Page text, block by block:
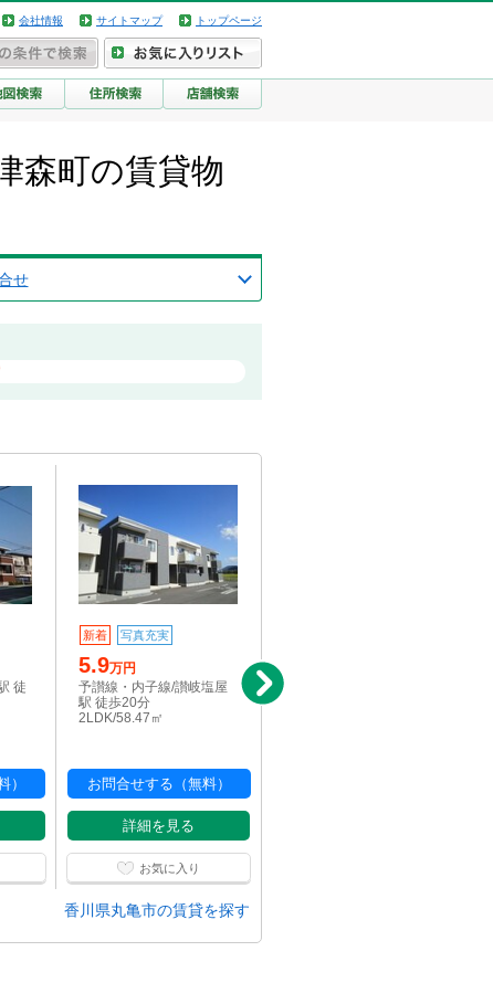
会社情報 サイトマップ トップページ
森町の賃貸物
せ
徒
）
新着 写真充実
5.9万円
予讃線・内子線/讃岐塩屋
駅 徒歩20分
2LDK/58.47㎡
お問合せする（無料）
詳細を見る
お気に入り
予讃線・内子線/讃岐塩屋
香川県丸亀市の賃貸を探す